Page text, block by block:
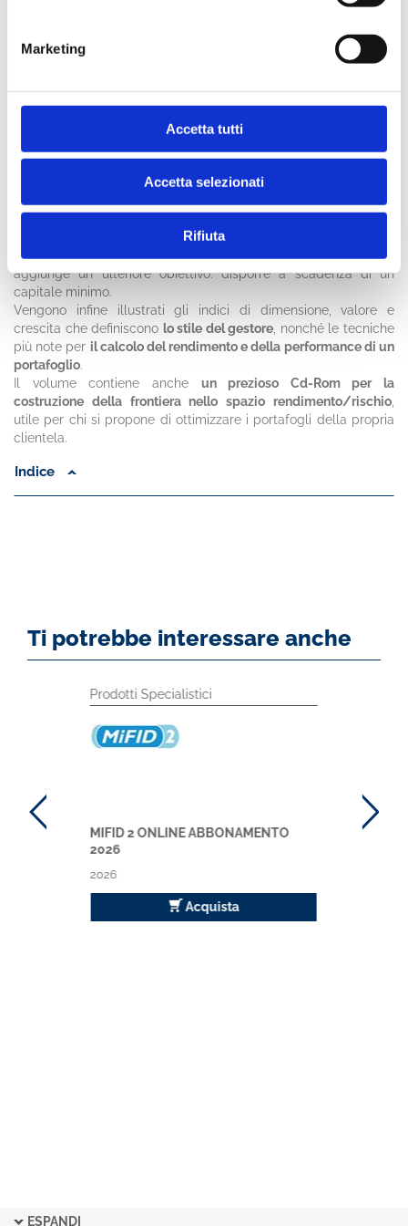
Marketing
Accetta tutti
Accetta selezionati
Rifiuta
essenziali indici di analisi fondamentale. Per decidere e
correggere la composizione di un portafoglio, gli analisti
situazione economico-patrimoniale delle singole aziende.
Il cuore del volume è costituito dal tema che più impegna e
divide chi si occupa di asset allocation:
mercato efficiente, punta alla diversificazione e ignora le
previsioni delle dinamiche di mercato. La gestione tattica coglie
le occasioni che il mercato offre in termini di timing e di
selettività dei titoli: obiettivo è di «aggiungere valore»,
realizzare cioè una performance superiore a quella del
parametro di riferimento; mentre la gestione dinamica
aggiunge un ulteriore obiettivo: disporre a scadenza di un
capitale minimo.
Vengono infine illustrati gli indici di dimensione, valore e
crescita che definiscono lo stile del gestore , nonché le tecniche
più note per il calcolo del rendimento e della performance di un
portafoglio.
Il volume contiene anche un prezioso Cd-Rom per la
costruzione della frontiera nello spazio rendimento/rischio
utile per chi si propone di ottimizzare i portafogli della propria
clientela.
Indice
Ti potrebbe interessare anche
Prodotti Specialistici
MIFID 2 ONLINE ABBONAMENTO
2026
2026
Acquista
ESPANDI